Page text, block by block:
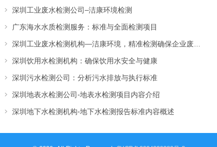
深圳工业废水检测公司–洁康环境检测
广东海水水质检测服务：标准与全面检测项目
深圳工业废水检测机构—洁康环境，精准检测确保企业废水排放达标
深圳饮用水检测机构：确保饮用水安全与健康
深圳污水检测公司：分析污水排放与执行标准
深圳地表水检测公司-地表水检测项目内容介绍
深圳地下水检测机构-地下水检测报告标准内容概述